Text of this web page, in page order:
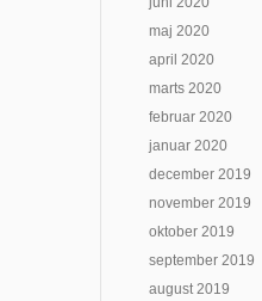
maj 2020
april 2020
marts 2020
februar 2020
januar 2020
december 2019
november 2019
oktober 2019
september 2019
august 2019